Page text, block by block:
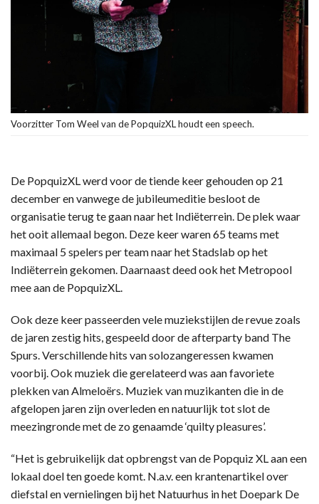
Voorzitter Tom Weel van de PopquizXL houdt een speech.
De PopquizXL werd voor de tiende keer gehouden op 21
december en vanwege de jubileumeditie besloot de
organisatie terug te gaan naar het Indiëterrein. De plek waar
het ooit allemaal begon. Deze keer waren 65 teams met
maximaal 5 spelers per team naar het Stadslab op het
Indiëterrein gekomen. Daarnaast deed ook het Metropool
mee aan de PopquizXL.
Ook deze keer passeerden vele muziekstijlen de revue zoals
de jaren zestig hits, gespeeld door de afterparty band The
Spurs. Verschillende hits van solozangeressen kwamen
voorbij. Ook muziek die gerelateerd was aan favoriete
plekken van Almeloërs. Muziek van muzikanten die in de
afgelopen jaren zijn overleden en natuurlijk tot slot de
meezingronde met de zo genaamde ‘quilty pleasures’.
“Het is gebruikelijk dat opbrengst van de Popquiz XL aan een
lokaal doel ten goede komt. N.a.v. een krantenartikel over
diefstal en vernielingen bij het Natuurhus in het Doepark De